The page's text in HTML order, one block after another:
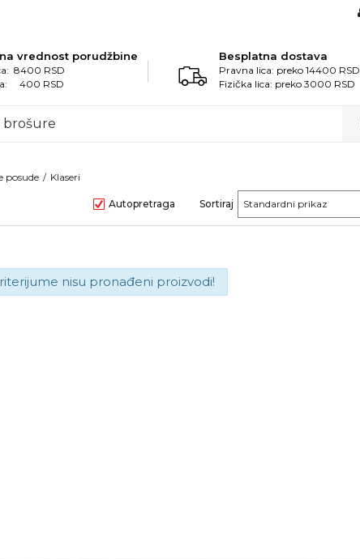
vrednost porudžbine
8400 RSD
400 RSD
Besplatna dostava
Pravna lica: preko 14400 RSD
Fizička lica: preko 3000 RSD
brošure
posude Klaseri
Autopretraga Sortiraj
nisu pronađeni proizvodi!